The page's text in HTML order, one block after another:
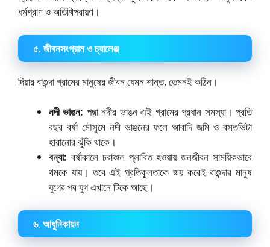
ধর্মপ্রাণ ও অতিথিপরায়ণ।
৫. জীবনসংগ্রাম ও চ্যালেঞ্জ
দিয়ার বাগুন্দা গ্রামের মানুষের জীবন যেমন শান্ত, তেমনই কঠিন।
নদী ভাঙন: পদ্মা নদীর ভাঙন এই গ্রামের প্রধান সমস্যা। প্রতি
বছর বর্ষা মৌসুমে নদী ভাঙনের ফলে আবাদি জমি ও বসতভিটা
হারানোর ঝুঁকি থাকে।
বন্যা: বর্ষাকালে চরাঞ্চল প্লাবিত হওয়ায় জনজীবন সাময়িকভাবে
থমকে যায়। তবে এই প্রতিকূলতাকে জয় করেই বাগুন্দার মানুষ
যুগের পর যুগ এখানে টিকে আছে।
৬. আধুনিকায়ন